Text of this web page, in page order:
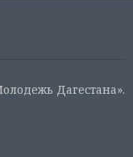
Дагестана».